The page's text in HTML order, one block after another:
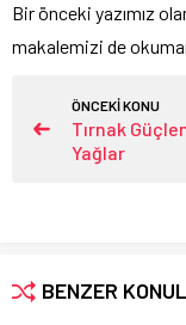
Bir önceki yazımız
makalemizi de
ÖNCEKİ KONU
Tırnak
Yağlar
BENZER